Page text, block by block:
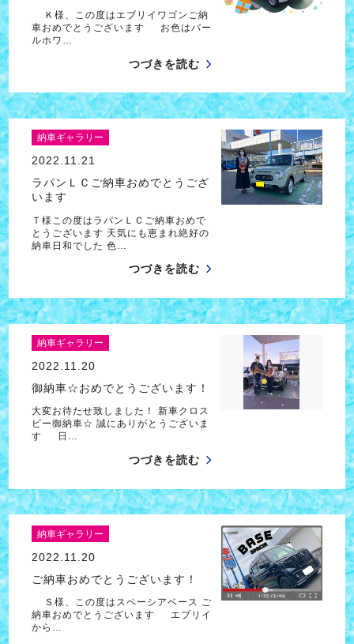
Ｋ様、この度はエブリイワゴンご納
車おめでとうございます お色はバー
ルホワ…
つづきを読む
納車ギャラリー
2022.11.21
ラパンＬＣご納車おめでとうござ
います
Ｔ様この度はラパンＬＣご納車おめで
とうございます 天気にも恵まれ絶好の
納車日和でした 色…
つづきを読む
納車ギャラリー
2022.11.20
御納車☆おめでとうございます！
大変お待たせ致しました！ 新車クロス
ビー御納車☆ 誠にありがとうございま
す 日…
つづきを読む
納車ギャラリー
2022.11.20
ご納車おめでとうございます！
Ｓ様、この度はスペーシアベース ご
納車おめでとうございます エブリイ
から…